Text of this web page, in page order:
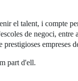
el talent, i compte
de negoci, entre
empreses
part d'ell.